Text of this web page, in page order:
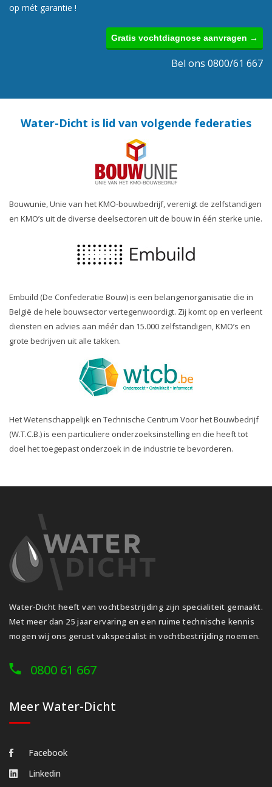
op mét garantie !
Gratis vochtdiagnose aanvragen →
Bel ons 0800/61 667
Water-Dicht is lid van volgende federaties
Bouwunie, Unie van het KMO-bouwbedrijf, verenigt de zelfstandigen
en KMO’s uit de diverse deelsectoren uit de bouw in één sterke unie.
Embuild (De Confederatie Bouw) is een belangenorganisatie die in
België de hele bouwsector vertegenwoordigt. Zij komt op en verleent
diensten en advies aan méér dan 15.000 zelfstandigen, KMO’s en
grote bedrijven uit alle takken.
Het Wetenschappelijk en Technische Centrum Voor het Bouwbedrijf
(W.T.C.B.) is een particuliere onderzoeksinstelling en die heeft tot
doel het toegepast onderzoek in de industrie te bevorderen.
Water-Dicht heeft van vochtbestrijding zijn specialiteit gemaakt.
Met meer dan 25 jaar ervaring en een ruime technische kennis
mogen wij ons gerust vakspecialist in vochtbestrijding noemen.
0800 61 667
Meer Water-Dicht
Facebook
Linkedin